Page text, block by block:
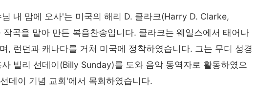
내 맘에 오사'는 미국의 해리 D. 클라크(Harry D. Clarke,
곡을 맡아 만든 복음찬송입니다. 클라크는 웨일스에서 태어나
, 런던과 캐나다를 거쳐 미국에 정착하였습니다. 그는 무디 성경
빌리 선데이(Billy Sunday)를 도와 음악 동역자로 활동하였으
데이 기념 교회'에서 목회하였습니다.